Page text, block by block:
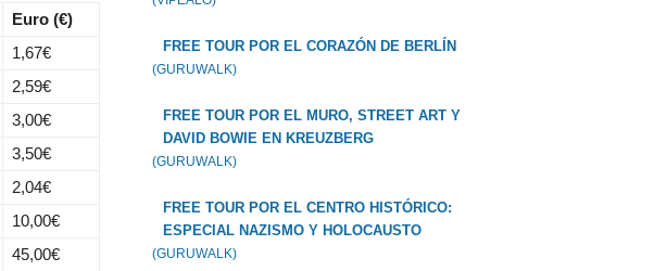
Euro (€)
1,67€
2,59€
3,00€
3,50€
2,04€
10,00€
45,00€
FREE TOUR POR EL CORAZÓN DE BERLÍN
(GURUWALK)
FREE TOUR POR EL MURO, STREET ART Y
DAVID BOWIE EN KREUZBERG
(GURUWALK)
FREE TOUR POR EL CENTRO HISTÓRICO:
ESPECIAL NAZISMO Y HOLOCAUSTO
(GURUWALK)